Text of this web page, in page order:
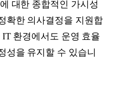
대한 종합적인 가시성
확한 의사결정을 지원합
환경에서도 운영 효율
성을 유지할 수 있습니